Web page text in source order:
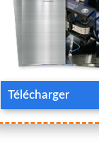
Télécharger